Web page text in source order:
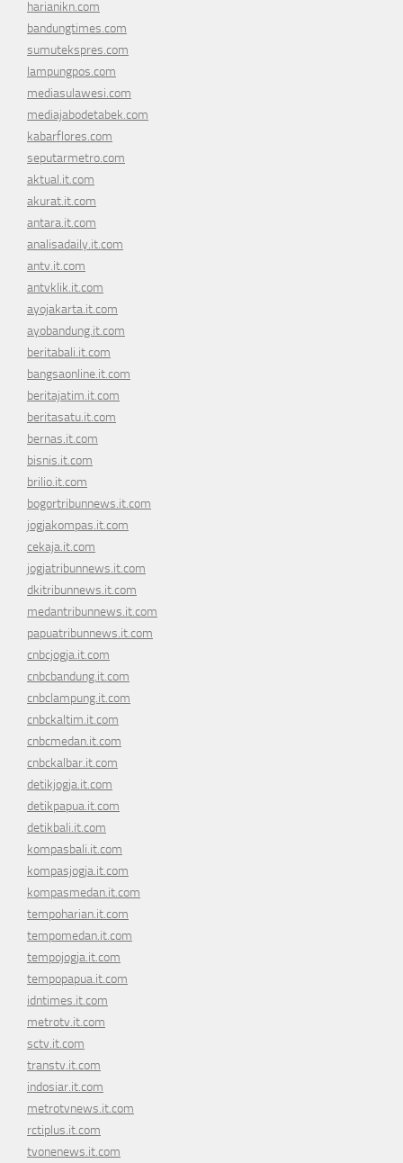
harianikn.com
bandungtimes.com
sumutekspres.com
lampungpos.com
mediasulawesi.com
mediajabodetabek.com
kabarflores.com
seputarmetro.com
aktual.it.com
akurat.it.com
antara.it.com
analisadaily.it.com
antv.it.com
antvklik.it.com
ayojakarta.it.com
ayobandung.it.com
beritabali.it.com
bangsaonline.it.com
beritajatim.it.com
beritasatu.it.com
bernas.it.com
bisnis.it.com
brilio.it.com
bogortribunnews.it.com
jogjakompas.it.com
cekaja.it.com
jogjatribunnews.it.com
dkitribunnews.it.com
medantribunnews.it.com
papuatribunnews.it.com
cnbcjogja.it.com
cnbcbandung.it.com
cnbclampung.it.com
cnbckaltim.it.com
cnbcmedan.it.com
cnbckalbar.it.com
detikjogja.it.com
detikpapua.it.com
detikbali.it.com
kompasbali.it.com
kompasjogja.it.com
kompasmedan.it.com
tempoharian.it.com
tempomedan.it.com
tempojogja.it.com
tempopapua.it.com
idntimes.it.com
metrotv.it.com
sctv.it.com
transtv.it.com
indosiar.it.com
metrotvnews.it.com
rctiplus.it.com
tvonenews.it.com